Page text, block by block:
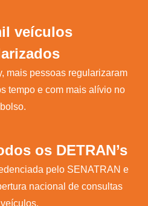
veículos
mais pessoas regularizaram
tempo e com mais alívio no
bolso.
os DETRAN’s
pelo SENATRAN e
nacional de consultas